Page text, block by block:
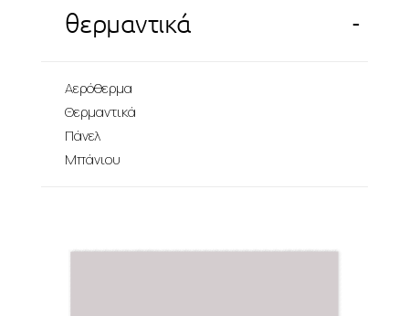
θερμαντικά -
Αερόθερμα
Θερμαντικά
Πάνελ
Μπάνιου